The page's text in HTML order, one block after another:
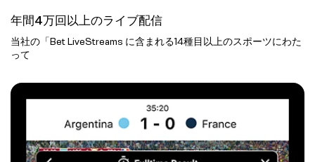
年間4万回以上のライブ配信
当社の「Bet LiveStreams に含まれる14種目以上のスポーツにわた
って